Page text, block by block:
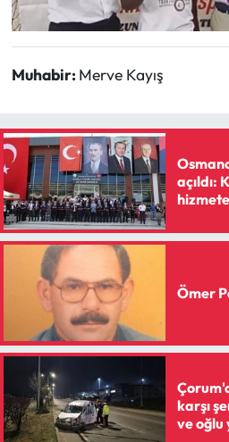
Muhabir: Merve Kayış
açıldı:
Ömer
karşı
ve oğlu
Siyaset
Spor
Turizm
Uğurludağ Haberleri
Yaşam
Yayla Haber
Yemek Tarifleri
Yerel Haberler